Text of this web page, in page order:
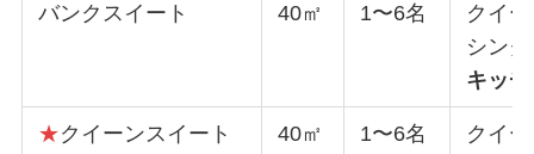
バンクスイート 40㎡ 1〜6名
クイ
シン
キッ
★クイーンスイート 40㎡ 1〜6名
クイ